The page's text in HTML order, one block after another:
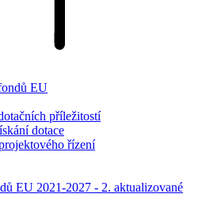
EU
příležitostí
dotace
řízení
EU 2021-2027 - 2. aktualizované